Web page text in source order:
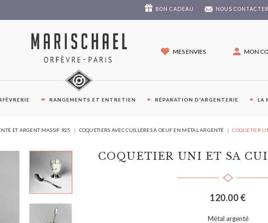
BON CADEAU NOUS CONTACTER
MES ENVIES MON
RANGEMENTS ET ENTRETIEN RÉPARATION D'ARGENTERIE LA
VOUS
ET ARGENT MASSIF 925 COQUETIERS AVEC CUILLÈRES À OEUF EN MÉTAL ARGENTÉ COQUETIER
COQUETIER UNI ET SA
120.00 €
Métal argenté